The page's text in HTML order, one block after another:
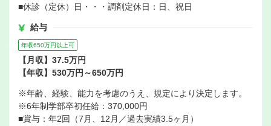
■休診（定休）日・・・調剤定休日：日、祝日
給与
年収650万円以上可
【月収】37.5万円
【年収】530万円～650万円
※年齢、経験、能力を考慮のうえ、規定により決定します。
※6年制学部卒初任給：370,000円
■賞与：年2回（7月、12月／過去実績3.5ヶ月）